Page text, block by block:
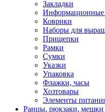
Закладки
Информационные
Коврики
Наборы для
Прищепки
Рамки
Сумки
Указки
Упаковка
Флажки, часы
Хозтовары
Элементы
Ранцы, рюкзаки, мешки